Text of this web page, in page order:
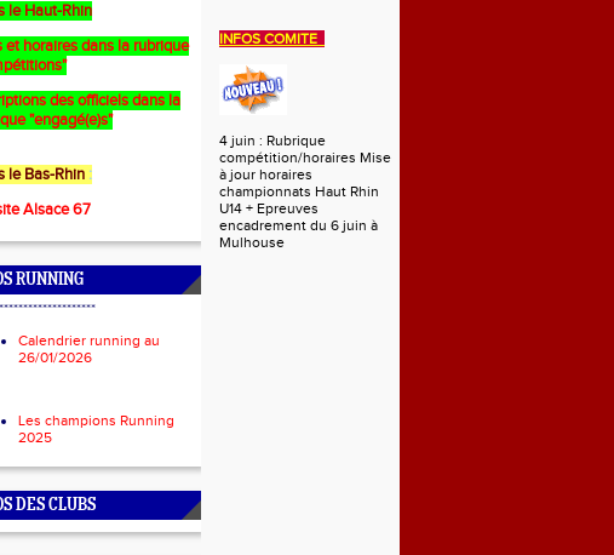
le Haut-Rhin
et horaires dans la rubrique
des officiels dans la
"engagé(e)s"
le Bas-Rhin :
Alsace 67
RUNNING
Calendrier running au
26/01/2026
Les champions Running
2025
DES CLUBS
INFOS COMITE
4 juin : Rubrique
compétition/horaires Mise
à jour horaires
championnats Haut Rhin
U14 + Epreuves
encadrement du 6 juin à
Mulhouse